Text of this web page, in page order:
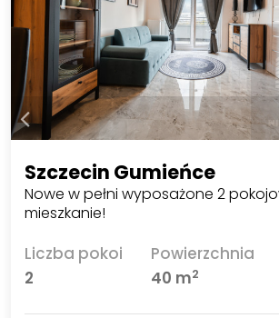
Szczecin Gumieńce
Nowe w pełni wyposażone 2
mieszkanie!
Liczba pokoi
2
Powierzchnia
40 m2